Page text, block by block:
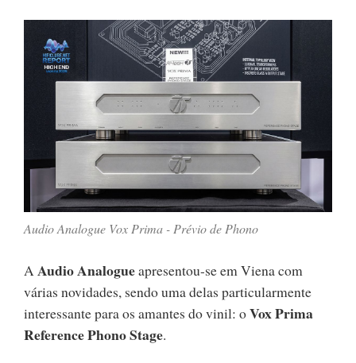
Audio Analogue Vox Prima - Prévio de Phono
A Audio Analogueapresentou-se em Viena com
várias novidades, sendo uma delas particularmente
interessante para os amantes do vinil: oVox Prima
Reference Phono Stage.